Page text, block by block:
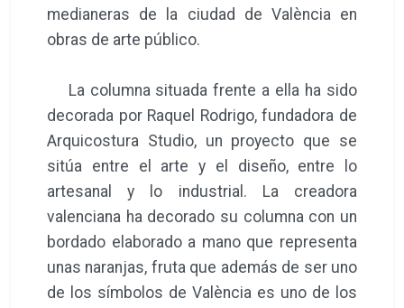
medianeras de la ciudad de València en
obras de arte público.
La columna situada frente a ella ha sido
decorada por Raquel Rodrigo, fundadora de
Arquicostura Studio, un proyecto que se
sitúa entre el arte y el diseño, entre lo
artesanal y lo industrial. La creadora
valenciana ha decorado su columna con un
bordado elaborado a mano que representa
unas naranjas, fruta que además de ser uno
de los símbolos de València es uno de los